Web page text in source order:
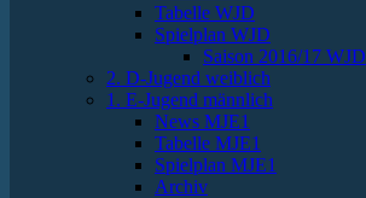
Tabelle WJD
Spielplan WJD
Saison 2016/17 WJD
2. D-Jugend weiblich
1. E-Jugend männlich
News MJE1
Tabelle MJE1
Spielplan MJE1
Archiv